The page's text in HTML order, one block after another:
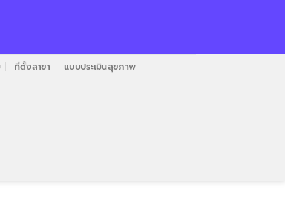
ที่ตั้งสาขา แบบประเมินสุขภาพ